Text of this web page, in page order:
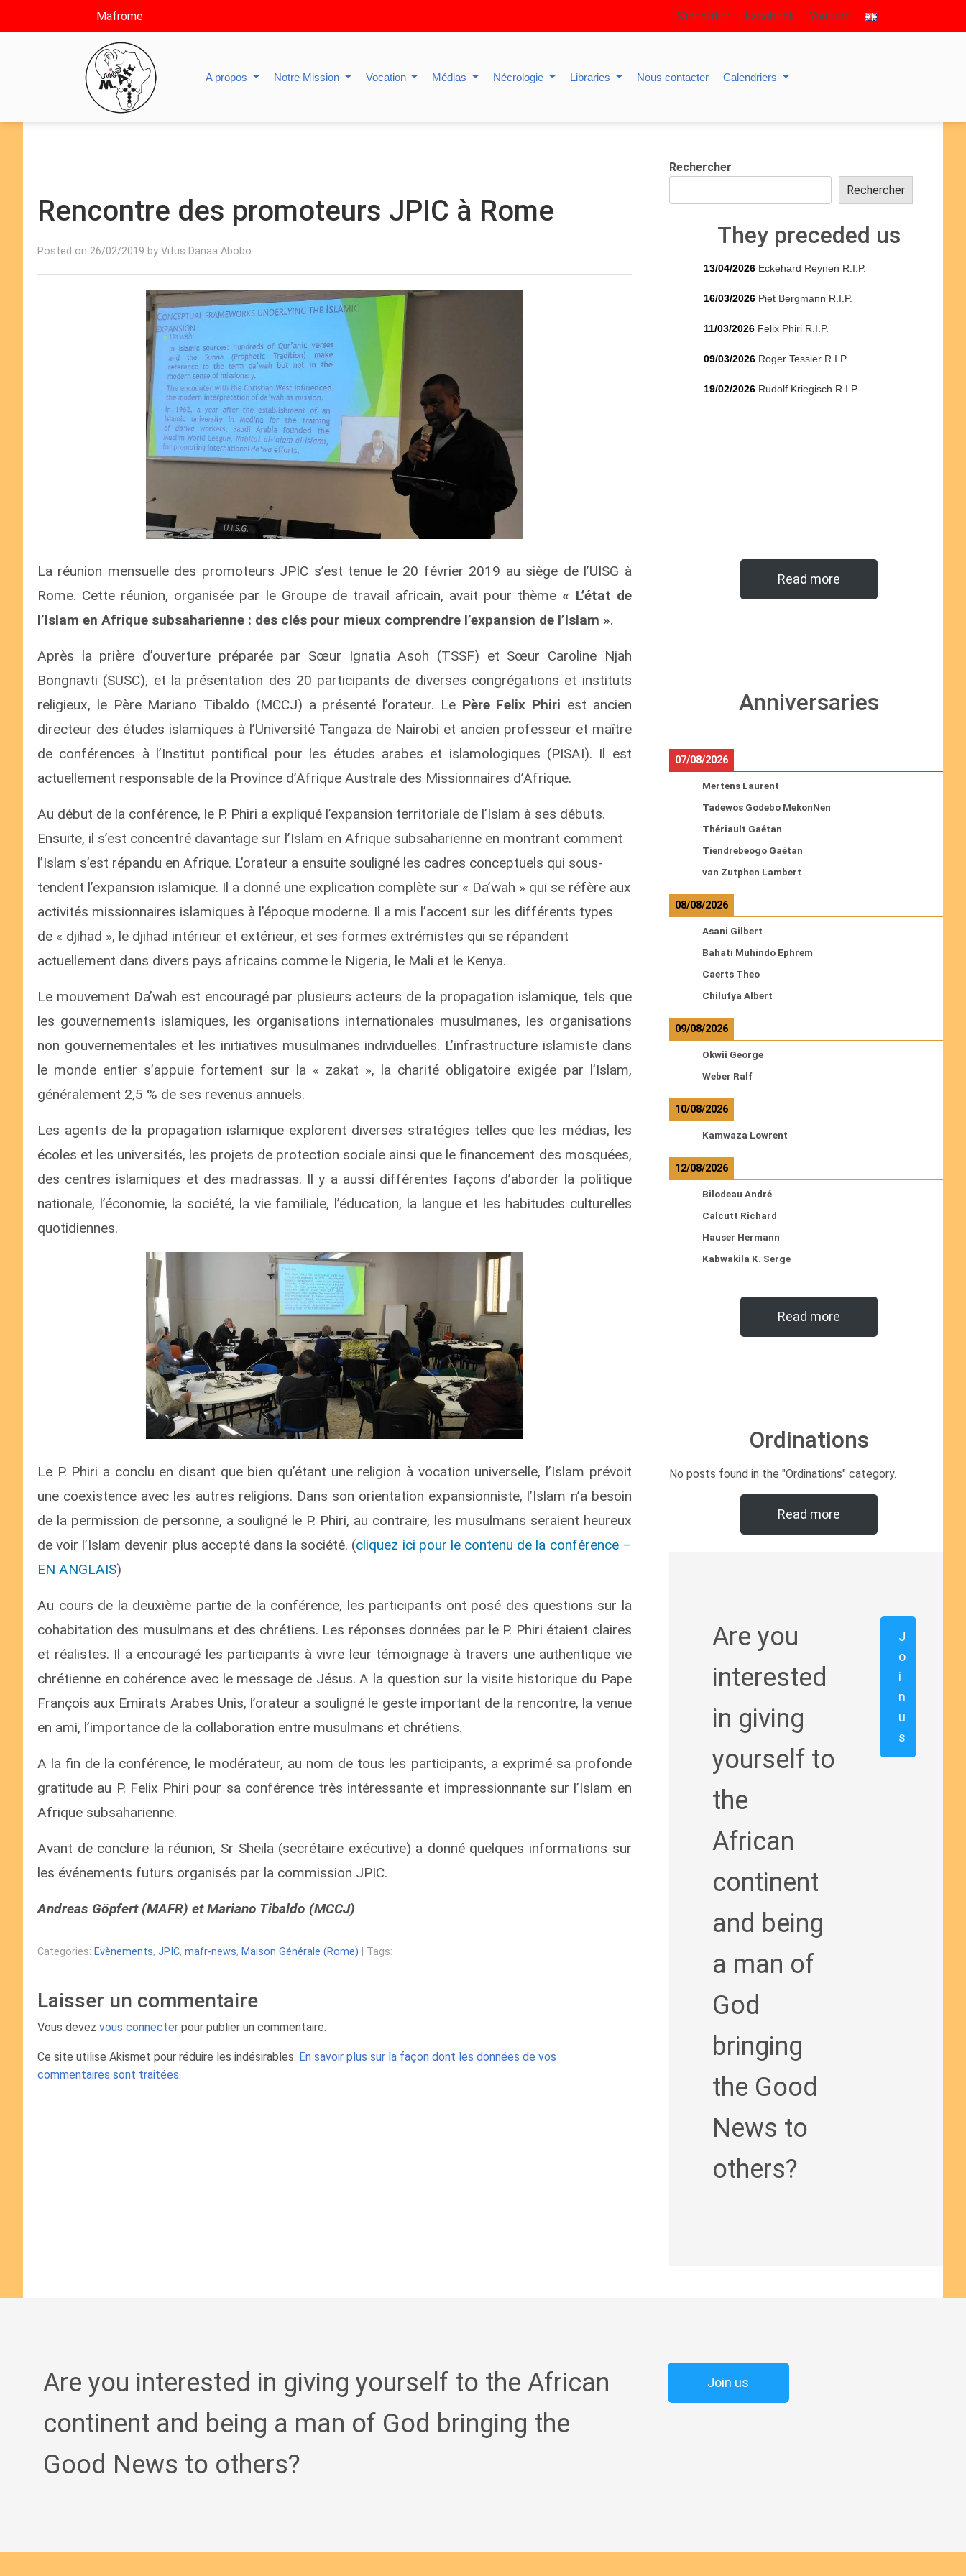
Mafrome S’identifier Facebook Youtube
A propos Notre Mission Vocation Médias Nécrologie Libraries Nous contacter Calendriers
Rencontre des promoteurs JPIC à Rome
Posted on 26/02/2019 by Vitus Danaa Abobo
La réunion mensuelle des promoteurs JPIC s’est tenue le 20 février 2019 au siège de l’UISG à
Rome. Cette réunion, organisée par le Groupe de travail africain, avait pour thème« L’état de
l’Islam en Afrique subsaharienne : des clés pour mieux comprendre l’expansion de l’Islam ».
Après la prière d’ouverture préparée par Sœur Ignatia Asoh (TSSF) et Sœur Caroline Njah
Bongnavti (SUSC), et la présentation des 20 participants de diverses congrégations et instituts
religieux, le Père Mariano Tibaldo (MCCJ) a présenté l’orateur. Le Père Felix Phiri est ancien
directeur des études islamiques à l’Université Tangaza de Nairobi et ancien professeur et maître
de conférences à l’Institut pontifical pour les études arabes et islamologiques (PISAI). Il est
actuellement responsable de la Province d’Afrique Australe des Missionnaires d’Afrique.
Au début de la conférence, le P. Phiri a expliqué l’expansion territoriale de l’Islam à ses débuts.
Ensuite, il s’est concentré davantage sur l’Islam en Afrique subsaharienne en montrant comment
l’Islam s’est répandu en Afrique. L’orateur a ensuite souligné les cadres conceptuels qui sous-
tendent l’expansion islamique. Il a donné une explication complète sur « Da’wah » qui se réfère aux
activités missionnaires islamiques à l’époque moderne. Il a mis l’accent sur les différents types
de « djihad », le djihad intérieur et extérieur, et ses formes extrémistes qui se répandent
actuellement dans divers pays africains comme le Nigeria, le Mali et le Kenya.
Le mouvement Da’wah est encouragé par plusieurs acteurs de la propagation islamique, tels que
les gouvernements islamiques, les organisations internationales musulmanes, les organisations
non gouvernementales et les initiatives musulmanes individuelles. L’infrastructure islamiste dans
le monde entier s’appuie fortement sur la « zakat », la charité obligatoire exigée par l’Islam,
généralement 2,5 % de ses revenus annuels.
Les agents de la propagation islamique explorent diverses stratégies telles que les médias, les
écoles et les universités, les projets de protection sociale ainsi que le financement des mosquées,
des centres islamiques et des madrassas. Il y a aussi différentes façons d’aborder la politique
nationale, l’économie, la société, la vie familiale, l’éducation, la langue et les habitudes culturelles
quotidiennes.
Le P. Phiri a conclu en disant que bien qu’étant une religion à vocation universelle, l’Islam prévoit
une coexistence avec les autres religions. Dans son orientation expansionniste, l’Islam n’a besoin
de la permission de personne, a souligné le P. Phiri, au contraire, les musulmans seraient heureux
de voir l’Islam devenir plus accepté dans la société. (cliquez ici pour le contenu de la conférence –
EN ANGLAIS)
Au cours de la deuxième partie de la conférence, les participants ont posé des questions sur la
cohabitation des musulmans et des chrétiens. Les réponses données par le P. Phiri étaient claires
et réalistes. Il a encouragé les participants à vivre leur témoignage à travers une authentique vie
chrétienne en cohérence avec le message de Jésus. A la question sur la visite historique du Pape
François aux Emirats Arabes Unis, l’orateur a souligné le geste important de la rencontre, la venue
en ami, l’importance de la collaboration entre musulmans et chrétiens.
A la fin de la conférence, le modérateur, au nom de tous les participants, a exprimé sa profonde
gratitude au P. Felix Phiri pour sa conférence très intéressante et impressionnante sur l’Islam en
Afrique subsaharienne.
Avant de conclure la réunion, Sr Sheila (secrétaire exécutive) a donné quelques informations sur
les événements futurs organisés par la commission JPIC.
Andreas Göpfert (MAFR) et Mariano Tibaldo (MCCJ)
Categories: Evènements, JPIC, mafr-news, Maison Générale (Rome) | Tags:
Laisser un commentaire
Vous devez vous connecter pour publier un commentaire.
Ce site utilise Akismet pour réduire les indésirables. En savoir plus sur la façon dont les données de vos
commentaires sont traitées.
Rechercher
Rechercher
They preceded us
13/04/2026 Eckehard Reynen R.I.P.
16/03/2026 Piet Bergmann R.I.P.
11/03/2026 Felix Phiri R.I.P.
09/03/2026 Roger Tessier R.I.P.
19/02/2026 Rudolf Kriegisch R.I.P.
Read more
Anniversaries
07/08/2026
Mertens Laurent
Tadewos Godebo MekonNen
Thériault Gaétan
Tiendrebeogo Gaétan
van Zutphen Lambert
08/08/2026
Asani Gilbert
Bahati Muhindo Ephrem
Caerts Theo
Chilufya Albert
09/08/2026
Okwii George
Weber Ralf
10/08/2026
Kamwaza Lowrent
12/08/2026
Bilodeau André
Calcutt Richard
Hauser Hermann
Kabwakila K. Serge
Read more
Ordinations
No posts found in the "Ordinations" category.
Read more
Are you
interested
in giving
yourself to
the
African
continent
and being
a man of
God
bringing
the Good
News to
others?
J
o
i
n
u
s
Are you interested in giving yourself to the African
continent and being a man of God bringing the
Good News to others?
Join us